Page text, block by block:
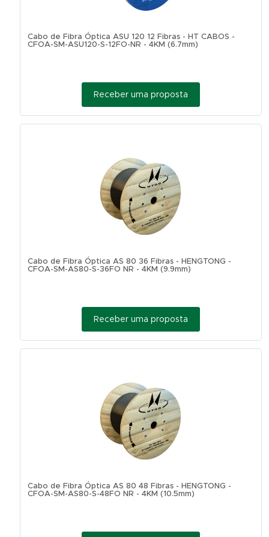
Cabo de Fibra Óptica ASU 120 12 Fibras - HT CABOS -
CFOA-SM-ASU120-S-12FO-NR - 4KM (6.7mm)
Receber uma proposta
Cabo de Fibra Óptica AS 80 36 Fibras - HENGTONG -
CFOA-SM-AS80-S-36FO NR - 4KM (9.9mm)
Receber uma proposta
Cabo de Fibra Óptica AS 80 48 Fibras - HENGTONG -
CFOA-SM-AS80-S-48FO NR - 4KM (10.5mm)